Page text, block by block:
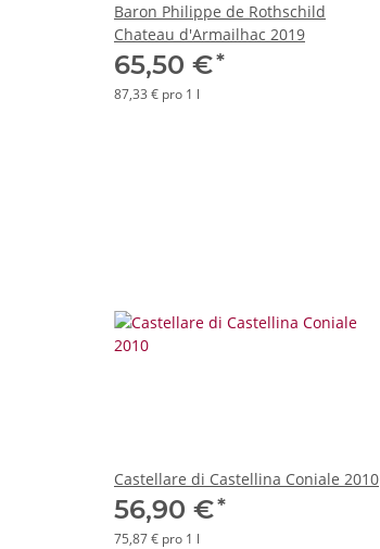
Baron Philippe de Rothschild
Chateau d'Armailhac 2019
65,50 €*
87,33 € pro 1 l
Castellare di Castellina Coniale 2010
56,90 €*
75,87 € pro 1 l